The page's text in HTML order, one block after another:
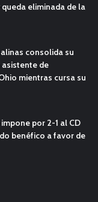
queda eliminada de la
consolida su
de
mientras cursa su
por 2-1 al CD
benéfico a favor de